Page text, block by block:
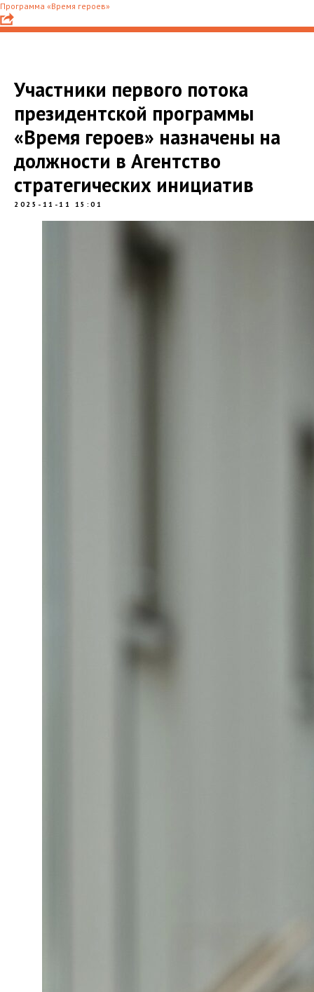
Программа «Время героев»
Участники первого потока
президентской программы
«Время героев» назначены на
должности в Агентство
стратегических инициатив
2025-11-11 15:01